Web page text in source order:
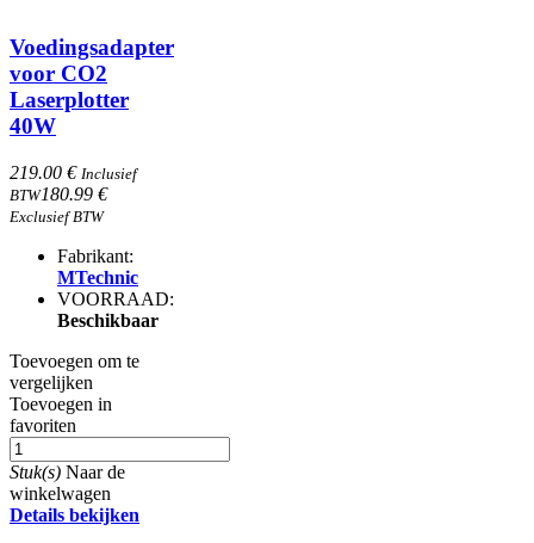
Voedingsadapter
voor CO2
Laserplotter
40W
219.00 € Inclusief
BTW180.99 €
Exclusief BTW
Fabrikant:
MTechnic
VOORRAAD:
Beschikbaar
Toevoegen om te
vergelijken
Toevoegen in
favoriten
Stuk(s) Naar de
winkelwagen
Details bekijken